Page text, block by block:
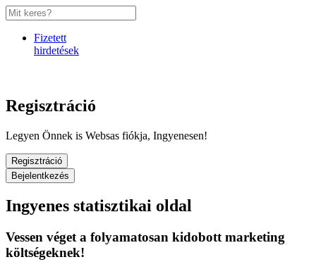
Fizetett
hirdetések
Regisztráció
Legyen Önnek is Websas fiókja, Ingyenesen!
Regisztráció
Bejelentkezés
Ingyenes statisztikai oldal
Vessen véget a folyamatosan kidobott marketing
költségeknek!